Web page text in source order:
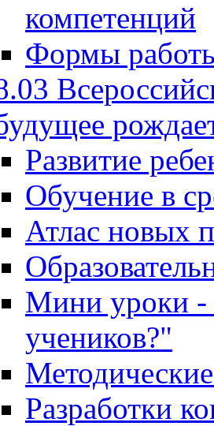
компетенций
Формы
Развитие
Обучение в
Атлас новых
Мини уроки -
учеников?"
Разработки